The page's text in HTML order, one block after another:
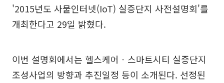
'2015년도 사물인터넷(IoT) 실증단지 사전설명회'를
개최한다고 29일 밝혔다.
이번 설명회에서는 헬스케어ㆍ스마트시티 실증단지
조성사업의 방향과 추진일정 등이 소개된다. 선정된